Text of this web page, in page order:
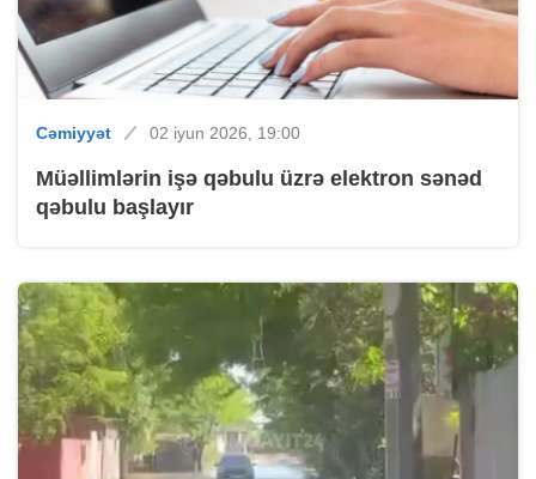
Cəmiyyət 02 iyun 2026, 19:00
Müəllimlərin işə qəbulu üzrə elektron sənəd
qəbulu başlayır